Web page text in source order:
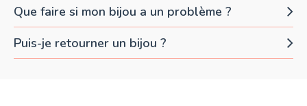
Que faire si mon bijou a un problème ?
Puis-je retourner un bijou ?